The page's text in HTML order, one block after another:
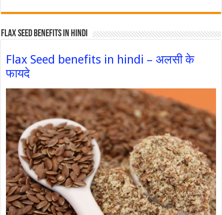
Flax Seed Benefits in hindi
Flax Seed benefits in hindi – अलसी के
फायदे